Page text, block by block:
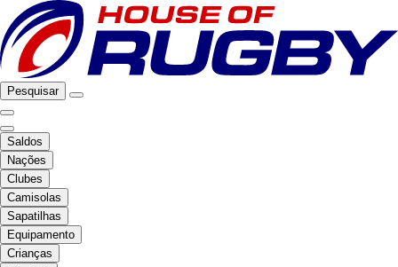
Pesquisar
Saldos
Nações
Clubes
Camisolas
Sapatilhas
Equipamento
Crianças